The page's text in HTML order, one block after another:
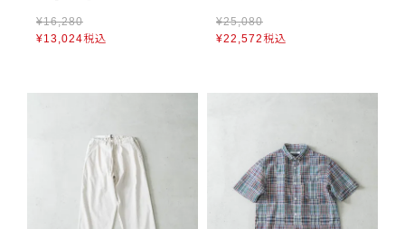
¥16,280
¥13,024税込
¥25,080
¥22,572税込